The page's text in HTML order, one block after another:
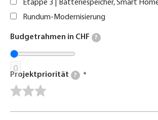
Etappe 3 | Batteriespeicher, Smart
Rundum-Modernisierung
Budgetrahmen in CHF ?
0
Projektpriorität ?